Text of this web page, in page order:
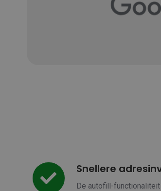
Snellere
De autofill-
Snellere
adresinvoer